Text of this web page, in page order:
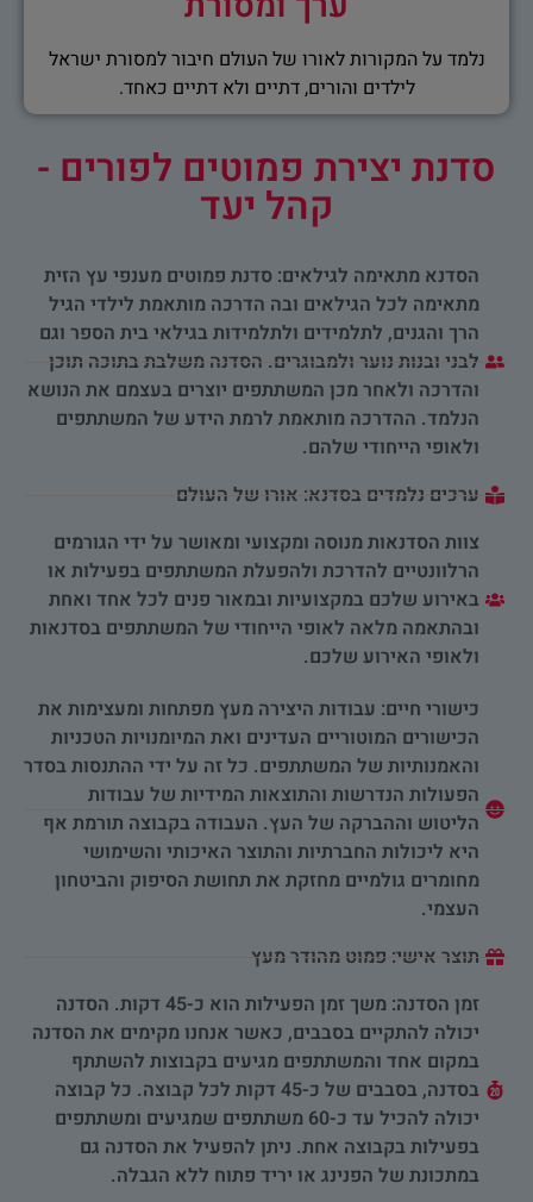
נלמד על המקורות לאורו של העולם חיבור למסורת ישראל
לילדים והורים, דתיים ולא דתיים כאחד.
סדנת יצירת פמוטים לפורים -
קהל יעד
הסדנא מתאימה לגילאים: סדנת פמוטים מענפי עץ הזית
מתאימה לכל הגילאים ובה הדרכה מותאמת לילדי הגיל
הרך והגנים, לתלמידים ולתלמידות בגילאי בית הספר וגם
לבני ובנות נוער ולמבוגרים. הסדנה משלבת בתוכה תוכן
והדרכה ולאחר מכן המשתתפים יוצרים בעצמם את הנושא
הנלמד. ההדרכה מותאמת לרמת הידע של המשתתפים
ולאופי הייחודי שלהם.
ערכים נלמדים בסדנא: אורו של העולם
צוות הסדנאות מנוסה ומקצועי ומאושר על ידי הגורמים
הרלוונטיים להדרכת ולהפעלת המשתתפים בפעילות או
באירוע שלכם במקצועיות ובמאור פנים לכל אחד ואחת
ובהתאמה מלאה לאופי הייחודי של המשתתפים בסדנאות
ולאופי האירוע שלכם.
כישורי חיים: עבודות היצירה מעץ מפתחות ומעצימות את
הכישורים המוטוריים העדינים ואת המיומנויות הטכניות
והאמנותיות של המשתתפים. כל זה על ידי ההתנסות בסדר
הפעולות הנדרשות והתוצאות המידיות של עבודות
הליטוש וההברקה של העץ. העבודה בקבוצה תורמת אף
היא ליכולות החברתיות והתוצר האיכותי והשימושי
מחומרים גולמיים מחזקת את תחושת הסיפוק והביטחון
העצמי.
תוצר אישי: פמוט מהודר מעץ
זמן הסדנה: משך זמן הפעילות הוא כ-45 דקות. הסדנה
יכולה להתקיים בסבבים, כאשר אנחנו מקימים את הסדנה
במקום אחד והמשתתפים מגיעים בקבוצות להשתתף
בסדנה, בסבבים של כ-45 דקות לכל קבוצה. כל קבוצה
יכולה להכיל עד כ-60 משתתפים שמגיעים ומשתתפים
בפעילות בקבוצה אחת. ניתן להפעיל את הסדנה גם
במתכונת של הפנינג או יריד פתוח ללא הגבלה.